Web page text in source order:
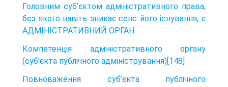
Головним суб'єктом адміністративного права,
без якого навіть зникає сенс його існування, є
АДМІНІСТРАТИВНИЙ ОРГАН.
Компетенція адміністративного органу
(суб’єкта публічного адміністрування)[148]
Повноваження суб’єкта публічного